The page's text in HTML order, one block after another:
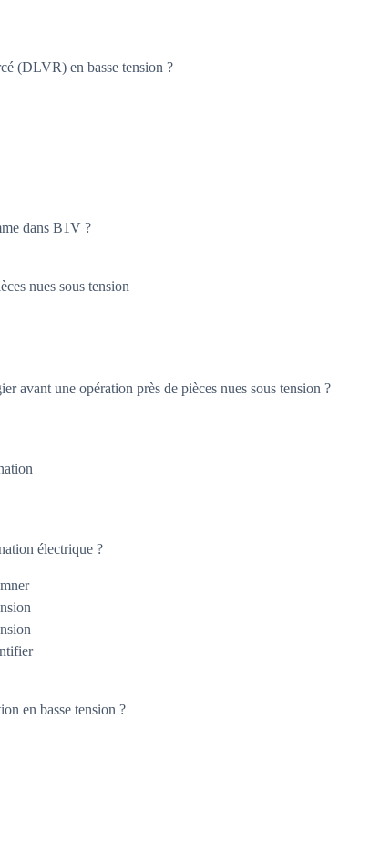
(DLVR) en basse tension ?
dans B1V ?
nues sous tension
avant une opération près de pièces nues sous tension ?
électrique ?
en basse tension ?